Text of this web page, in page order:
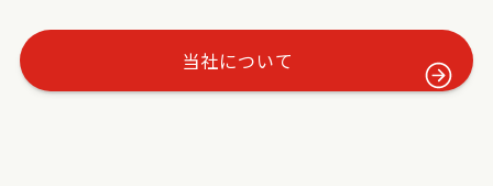
当社について